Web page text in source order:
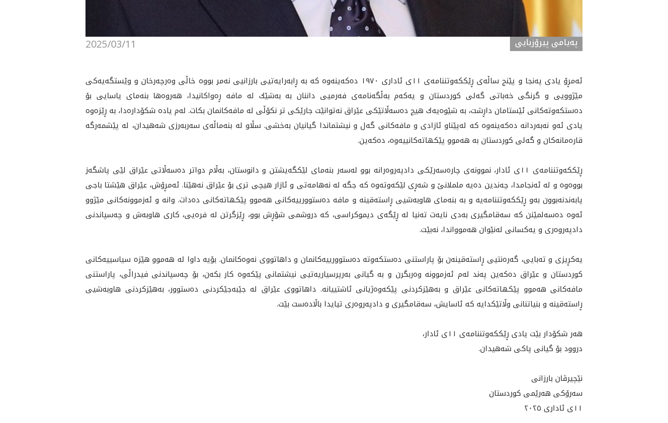
2025/03/11 پەیامی پیرۆزبایی
ئه‌مڕۆ يادى په‌نجا و پێنج ساڵه‌ی ڕێككه‌وتننامه‌ی ١١ی ئاداری ١٩٧٠ ده‌كه‌ینه‌وه‌ كه‌ به‌ ڕابه‌رايه‌تيى بارزانيى نه‌مر بووه‌ خاڵی وه‌رچه‌رخان و وێستگه‌یه‌كی
مێژوویى و گرنگى خه‌باتى گه‌لى كوردستان و یه‌كه‌م به‌ڵگه‌نامه‌ی فه‌رميی داننان به‌ به‌شێك له‌ مافه‌ ڕه‌واكانيدا، هه‌روه‌ها بنه‌مای یاسایی بۆ
ده‌ستكه‌وته‌كانی ئێستامان داڕشت، به‌ شێوه‌يه‌ك هيچ ده‌سه‌ڵاتێكى عێراق نه‌توانێت جارێكى تر نكۆڵى له‌ مافه‌كانمان بكات. له‌م یاده‌ شكۆداره‌دا، به‌ ڕێزه‌وه‌
یادی ئه‌و نه‌به‌ردانه‌ ده‌كه‌ينه‌وه‌ كه‌ له‌پێناو ئازادی و مافه‌كانی گه‌ل و نيشتماندا گیانیان به‌خشی. سڵاو له‌ بنه‌ماڵه‌ى سه‌ربه‌رزى شه‌هيدان، له‌ پێشمه‌رگه
قاره‌مانه‌كان‌ و گه‌لی كوردستان به‌ هه‌موو پێكهاته‌كانييه‌وه، ده‌كه‌ين.
ڕێككه‌وتننامه‌ی ١١ى ئادار‌، نموونه‌ی چاره‌سه‌رێكی دادپه‌روه‌رانه‌ بوو له‌سه‌ر بنه‌مای لێكگه‌یشتن و دانوستان، به‌ڵام دواتر ده‌سه‌ڵاتی عێراق لێى پاشگه‌ز
بووه‌‌وە و له‌ ئه‌نجامدا، چه‌ندین ده‌یه‌ ململانێ و شه‌ڕى لێكه‌وته‌وه‌ كه‌ جگه‌ له‌ نه‌هامه‌تى و ئازار هیچی ترى بۆ عێراق نه‌هێنا. ئه‌مڕۆش، عێراق هێشتا باجی
پابه‌ندنه‌بوون به‌و ڕێككه‌وتننامه‌يه‌ و به‌ بنه‌مای هاوبه‌شيی ڕاسته‌قینه‌ و مافه‌ ده‌ستوورییه‌كانی هه‌موو پێكهاته‌كانی ده‌دات. وانه‌ و ئه‌زموونه‌كانى‌ مێژوو
ئه‌وه‌ ده‌سه‌لمێنن كه‌ سه‌قامگیری به‌دی نایه‌ت ته‌نيا له‌ ڕێگه‌ی ديموكراسى، كه‌ دروشمى شۆڕش بوو، ڕێزگرتن له‌ فره‌یی، كاری هاوبه‌ش و چه‌سپاندنی
دادپه‌روه‌ری و یه‌كسانی له‌نێوان هه‌موواندا، نه‌بێت.
یه‌كڕیزی و ته‌بايى، گه‌ره‌نتيی ڕاسته‌قینه‌ن بۆ پاراستنی ده‌ستكه‌وته‌ ده‌ستوورییه‌كانمان و داهاتووی نه‌وه‌كانمان. بۆیه‌ داوا له‌ هه‌موو هێزه‌ سیاسییه‌كانی
كوردستان و عێراق ده‌كه‌ین په‌ند له‌م ئه‌زموونه‌ وه‌ربگرن و به‌ گیانی به‌رپرسیاريه‌تيی نیشتمانی پێكه‌وه‌ كار بكه‌ن، بۆ چه‌سپاندنی فیدراڵی، پاراستنی
مافه‌كانی هه‌موو پێكهاته‌كانی عێراق و به‌هێزكردنی پێكه‌وه‌ژیانی ئاشتیيانه‌. داهاتووی عێراق له‌ جێبه‌جێكردنی ده‌ستوور، به‌هێزكردنی هاوبه‌شيی
ڕاسته‌قینه‌ و بنیاتنانی وڵاتێكدایه‌ كه‌ ئاسایش، سه‌قامگیری و دادپه‌روه‌ری تيایدا باڵاده‌ست بێت.
هه‌ر شكۆدار بێت یادی ڕێككه‌وتننامه‌ی ١١ی ئادار،
دروود بۆ گیانی پاكى شه‌هیدان.
نێچیرڤان بارزانی
سه‌رۆكی هه‌رێمی كوردستان
١١ی ئاداری ٢٠٢٥